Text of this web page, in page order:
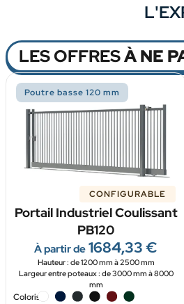
LES OFFRESÀ NE
CONFIGURABLE
Poutre basse 120 mm
Portail Industriel Coulissant
PB120
À partir de 1684,33€
Hauteur : de 1200 mm à 2500 mm
Largeur entre poteaux : de 3000 mm à 8000
mm
Coloris